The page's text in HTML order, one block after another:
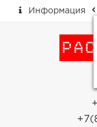
Информация